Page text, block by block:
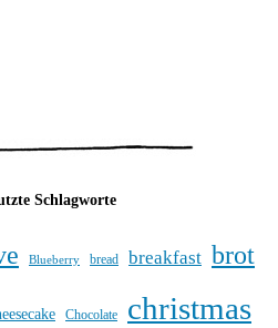
Schlagworte
Blueberry bread breakfast brot
Chocolate christmas